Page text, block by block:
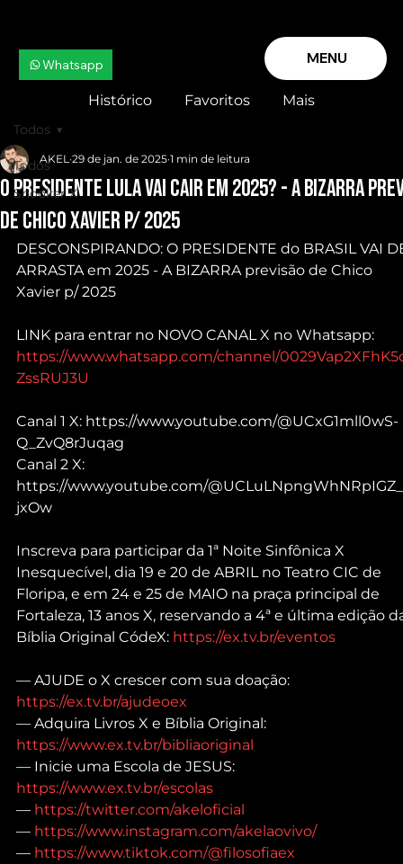
MENU
Whatsapp
Histórico Favoritos Mais
Todos
Snooker X
Todos
O PRESIDENTE LULA vai CAIR em 2025? - A BIZARRA
de Chico Xavier p/ 2025
AKEL 29 de jan. de 2025 1 min de leitura
DESCONSPIRANDO: O PRESIDENTE do BRASIL VAI
ARRASTA em 2025 - A BIZARRA previsão de Chico
Xavier p/ 2025
LINK para entrar no NOVO CANAL X no Whatsapp:
https://www.whatsapp.com/channel/
ZssRUJ3U
Canal 1 X: https://www.youtube.com/@UCxG1mll0wS-
Q_ZvQ8rJuqag
Canal 2 X:
https://www.youtube.com/
jxOw
Inscreva para participar da 1ª Noite Sinfônica X
Inesquecível, dia 19 e 20 de ABRIL no Teatro CIC de
Floripa, e em 24 e 25 de MAIO na praça principal de
Fortaleza, 13 anos X, reservando a 4ª e última edição
Bíblia Original CódeX: https://ex.tv.br/eventos
— AJUDE o X crescer com sua doação:
https://ex.tv.br/ajudeoex
— Adquira Livros X e Bíblia Original:
https://www.ex.tv.br/bibliaoriginal
— Inicie uma Escola de JESUS:
https://www.ex.tv.br/escolas
— https://twitter.com/akeloficial
— https://www.instagram.com/akelaovivo/
— https://www.tiktok.com/@filosofiaex